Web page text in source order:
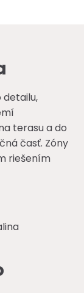
detailu,
terasu a do
časť. Zóny
riešením